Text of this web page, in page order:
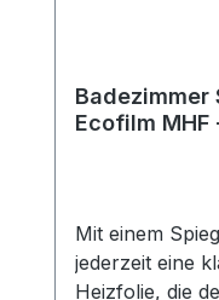
Badezimmer
Ecofilm
Mit einem
jederzeit eine
Heizfolie, die